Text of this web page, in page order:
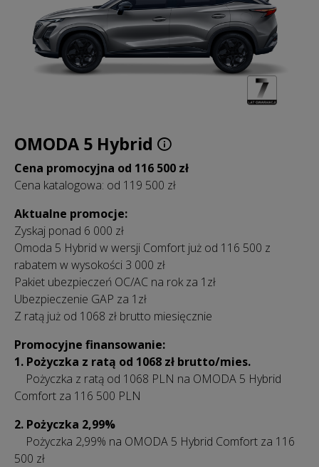
OMODA 5 Hybrid
Cena promocyjna od 116 500 zł
Cena katalogowa: od 119 500 zł
Aktualne promocje:
Zyskaj ponad 6 000 zł
Omoda 5 Hybrid w wersji Comfort już od 116 500 z
rabatem w wysokości 3 000 zł
Pakiet ubezpieczeń OC/AC na rok za 1zł
Ubezpieczenie GAP za 1zł
Z ratą już od 1068 zł brutto miesięcznie
Promocyjne finansowanie:
1. Pożyczka z ratą od 1068 zł brutto/mies.
Pożyczka z ratą od 1068 PLN na OMODA 5 Hybrid
Comfort za 116 500 PLN
2. Pożyczka 2,99%
Pożyczka 2,99% na OMODA 5 Hybrid Comfort za 116
500 zł